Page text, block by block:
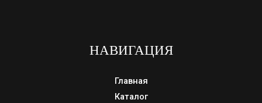
НАВИГАЦИЯ
Главная
Каталог